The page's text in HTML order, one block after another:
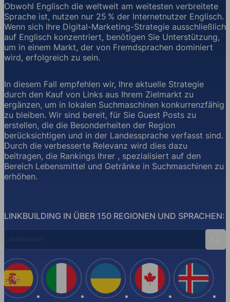
LINKBUILDING IN ÜBER 150 REGIONEN UND SPRACHEN:
Obwohl Englisch die weltweit am weitesten verbreitete
Sprache ist, nutzen nur 25 % der Internetnutzer Englisch.
Wenn sich Ihre Digital-Marketing-Strategie ausschließlich
auf Englisch konzentriert, benötigen Sie Unterstützung,
um in einem Markt, der von Fremdsprachen dominiert
wird, erfolgreich zu sein.
In diesem Fall empfehlen wir, Ihre aktuelle Strategie
durch den Kauf von Links aus Ihrem Zielmarkt zu
ergänzen, um in lokalen Suchmaschinen konkurrenzfähig
zu bleiben. Wir sind bereit, für Sie Guest Posts zu
erstellen, die die Besonderheiten der Region
berücksichtigen und in der Landessprache verfasst sind.
Durch die verbesserte Relevanz wird dies dazu
beitragen, die Rankings Ihrer , spezialisiert auf den
Bereich Lebensmittel und Getränke in Suchmaschinen zu
erhöhen.
Spanien Italien Ukraine Kanada Island